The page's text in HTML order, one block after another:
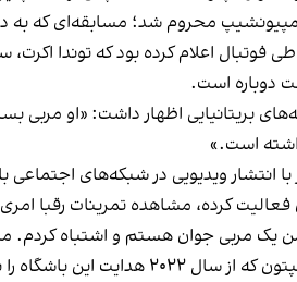
محروم شد؛ مسابقه‌ای که به
اعلام کرده بود که توندا اکرت،
دوباره است.
بریتانیایی اظهار داشت: «او
است.»
انتشار ویدیویی در شبکه‌های اجتماعی
کرده، مشاهده تمرینات رقبا
یک مربی جوان هستم و اشتباه کردم.
مالک صربستانی ساوتهمپتون